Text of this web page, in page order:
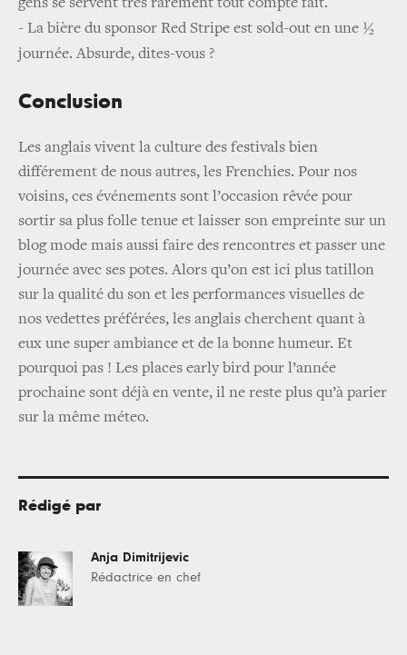
gens se servent très rarement tout compte fait.
- La bière du sponsor Red Stripe est sold-out en une ½
journée. Absurde, dites-vous ?
Conclusion
Les anglais vivent la culture des festivals bien
différement de nous autres, les Frenchies. Pour nos
voisins, ces événements sont l’occasion rêvée pour
sortir sa plus folle tenue et laisser son empreinte sur un
blog mode mais aussi faire des rencontres et passer une
journée avec ses potes. Alors qu’on est ici plus tatillon
sur la qualité du son et les performances visuelles de
nos vedettes préférées, les anglais cherchent quant à
eux une super ambiance et de la bonne humeur. Et
pourquoi pas ! Les places early bird pour l’année
prochaine sont déjà en vente, il ne reste plus qu’à parier
sur la même méteo.
Rédigé par
Anja Dimitrijevic
Rédactrice en chef